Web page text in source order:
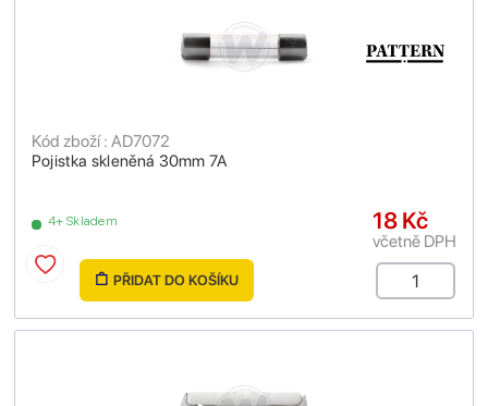
Pojistka skleněná 30mm 7A
Kód zboží : AD7072
4+ Skladem 18 Kč
včetně DPH
PŘIDAT DO KOŠÍKU